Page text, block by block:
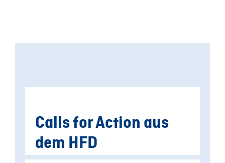
Calls for Action aus
dem HFD